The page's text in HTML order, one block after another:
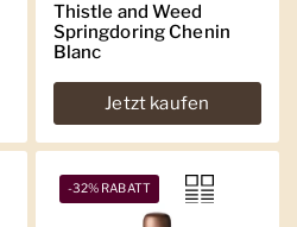
Thistle and Weed
Springdoring Chenin
Blanc
Jetzt kaufen
-32% RABATT